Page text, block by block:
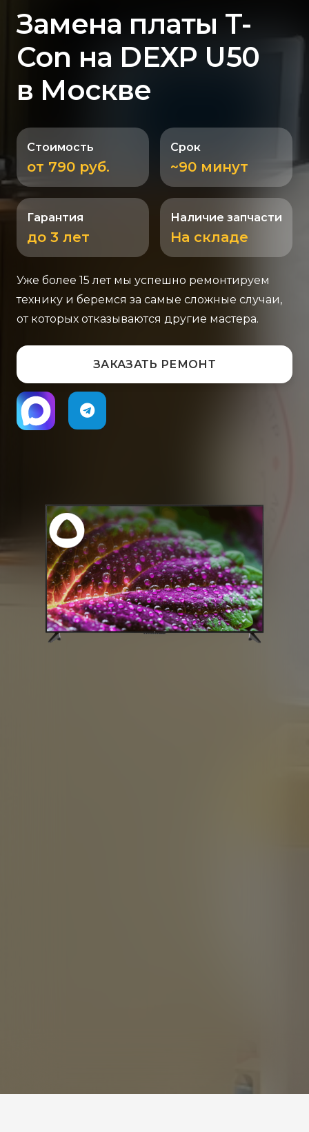
Замена платы T-
Con на DEXP U50
в Москве
Стоимость
от 790 руб.
Срок
~90 минут
Гарантия
до 3 лет
Наличие запчасти
На складе
Уже более 15 лет мы успешно ремонтируем
технику и беремся за самые сложные случаи,
от которых отказываются другие мастера.
ЗАКАЗАТЬ РЕМОНТ